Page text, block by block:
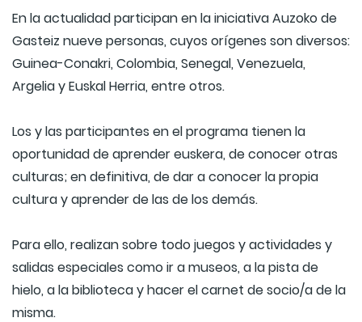
En la actualidad participan en la iniciativa Auzoko de
Gasteiz nueve personas, cuyos orígenes son diversos:
Guinea-Conakri, Colombia, Senegal, Venezuela,
Argelia y Euskal Herria, entre otros.
Los y las participantes en el programa tienen la
oportunidad de aprender euskera, de conocer otras
culturas; en definitiva, de dar a conocer la propia
cultura y aprender de las de los demás.
Para ello, realizan sobre todo juegos y actividades y
salidas especiales como ir a museos, a la pista de
hielo, a la biblioteca y hacer el carnet de socio/a de la
misma.